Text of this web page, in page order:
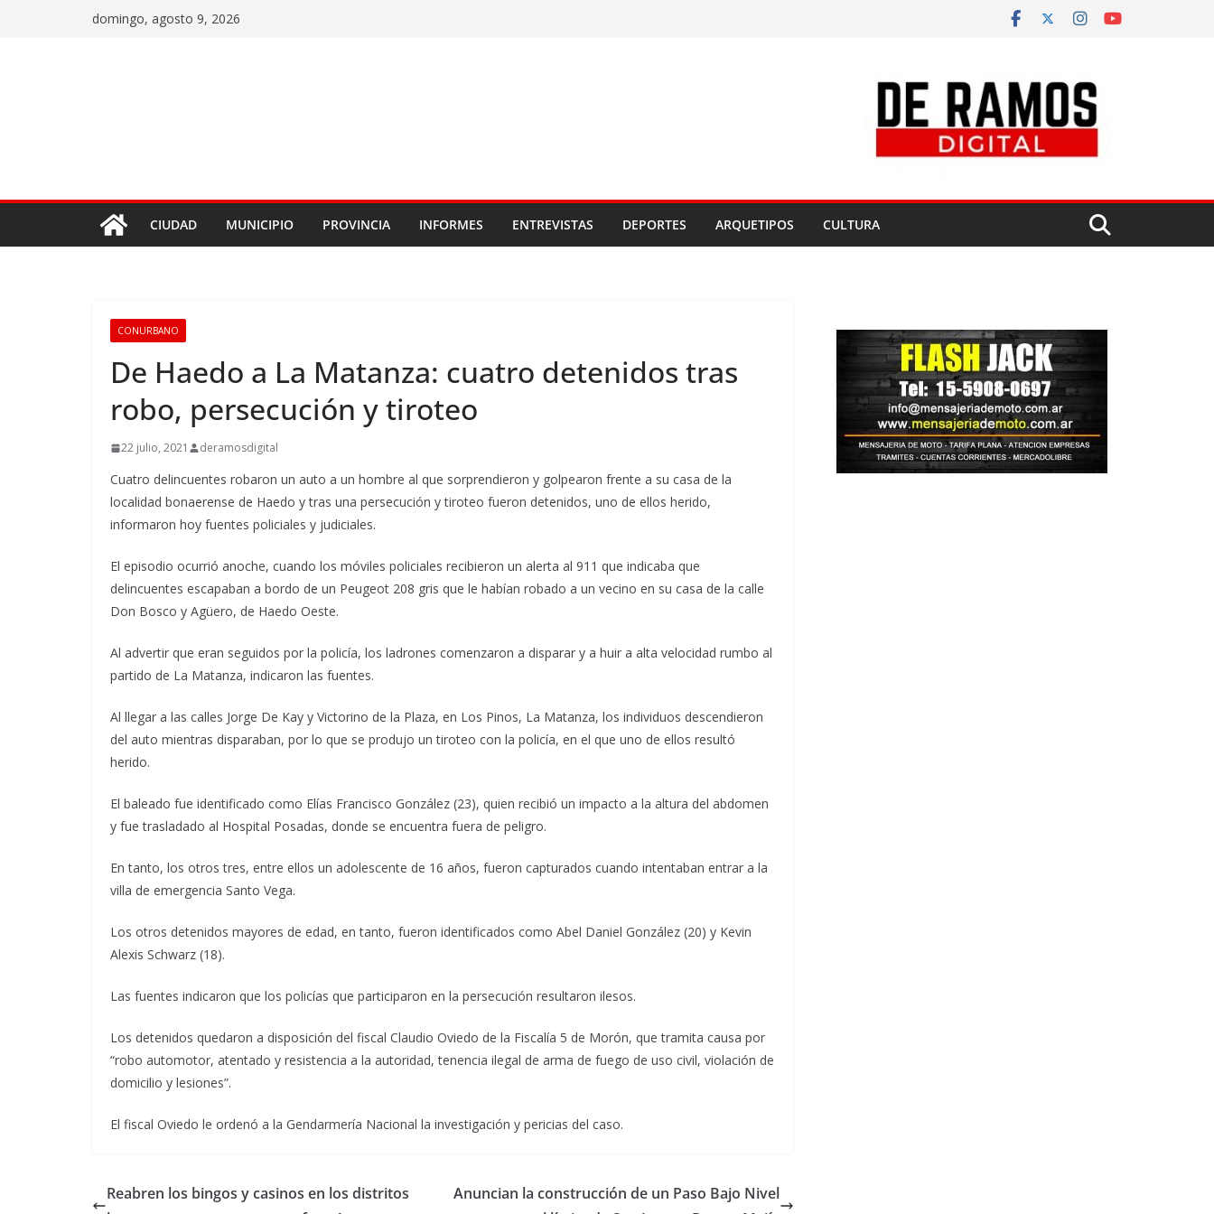
domingo, agosto 9, 2026
CIUDAD MUNICIPIO PROVINCIA INFORMES ENTREVISTAS DEPORTES ARQUETIPOS CULTURA
CONURBANO
De Haedo a La Matanza: cuatro detenidos tras
robo, persecución y tiroteo
22 julio, 2021 deramosdigital
Cuatro delincuentes robaron un auto a un hombre al que sorprendieron y golpearon frente a su casa de la
localidad bonaerense de Haedo y tras una persecución y tiroteo fueron detenidos, uno de ellos herido,
informaron hoy fuentes policiales y judiciales.
El episodio ocurrió anoche, cuando los móviles policiales recibieron un alerta al 911 que indicaba que
delincuentes escapaban a bordo de un Peugeot 208 gris que le habían robado a un vecino en su casa de la calle
Don Bosco y Agüero, de Haedo Oeste.
Al advertir que eran seguidos por la policía, los ladrones comenzaron a disparar y a huir a alta velocidad rumbo al
partido de La Matanza, indicaron las fuentes.
Al llegar a las calles Jorge De Kay y Victorino de la Plaza, en Los Pinos, La Matanza, los individuos descendieron
del auto mientras disparaban, por lo que se produjo un tiroteo con la policía, en el que uno de ellos resultó
herido.
El baleado fue identificado como Elías Francisco González (23), quien recibió un impacto a la altura del abdomen
y fue trasladado al Hospital Posadas, donde se encuentra fuera de peligro.
En tanto, los otros tres, entre ellos un adolescente de 16 años, fueron capturados cuando intentaban entrar a la
villa de emergencia Santo Vega.
Los otros detenidos mayores de edad, en tanto, fueron identificados como Abel Daniel González (20) y Kevin
Alexis Schwarz (18).
Las fuentes indicaron que los policías que participaron en la persecución resultaron ilesos.
Los detenidos quedaron a disposición del fiscal Claudio Oviedo de la Fiscalía 5 de Morón, que tramita causa por
“robo automotor, atentado y resistencia a la autoridad, tenencia ilegal de arma de fuego de uso civil, violación de
domicilio y lesiones”.
El fiscal Oviedo le ordenó a la Gendarmería Nacional la investigación y pericias del caso.
Reabren los bingos y casinos en los distritos
Anuncian la construcción de un Paso Bajo Nivel